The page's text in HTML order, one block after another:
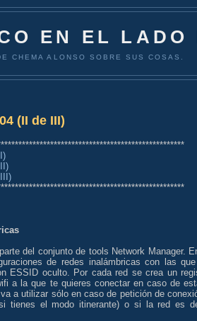
EN EL LADO
CHEMA ALONSO SOBRE SUS COSAS.
(II de III)
del conjunto de tools Network Manager.
de redes inalámbricas con las
ESSID oculto. Por cada red se crea un
a la que te quieres conectar en caso de
a utilizar sólo en caso de petición de
tienes el modo itinerante) o si la red es